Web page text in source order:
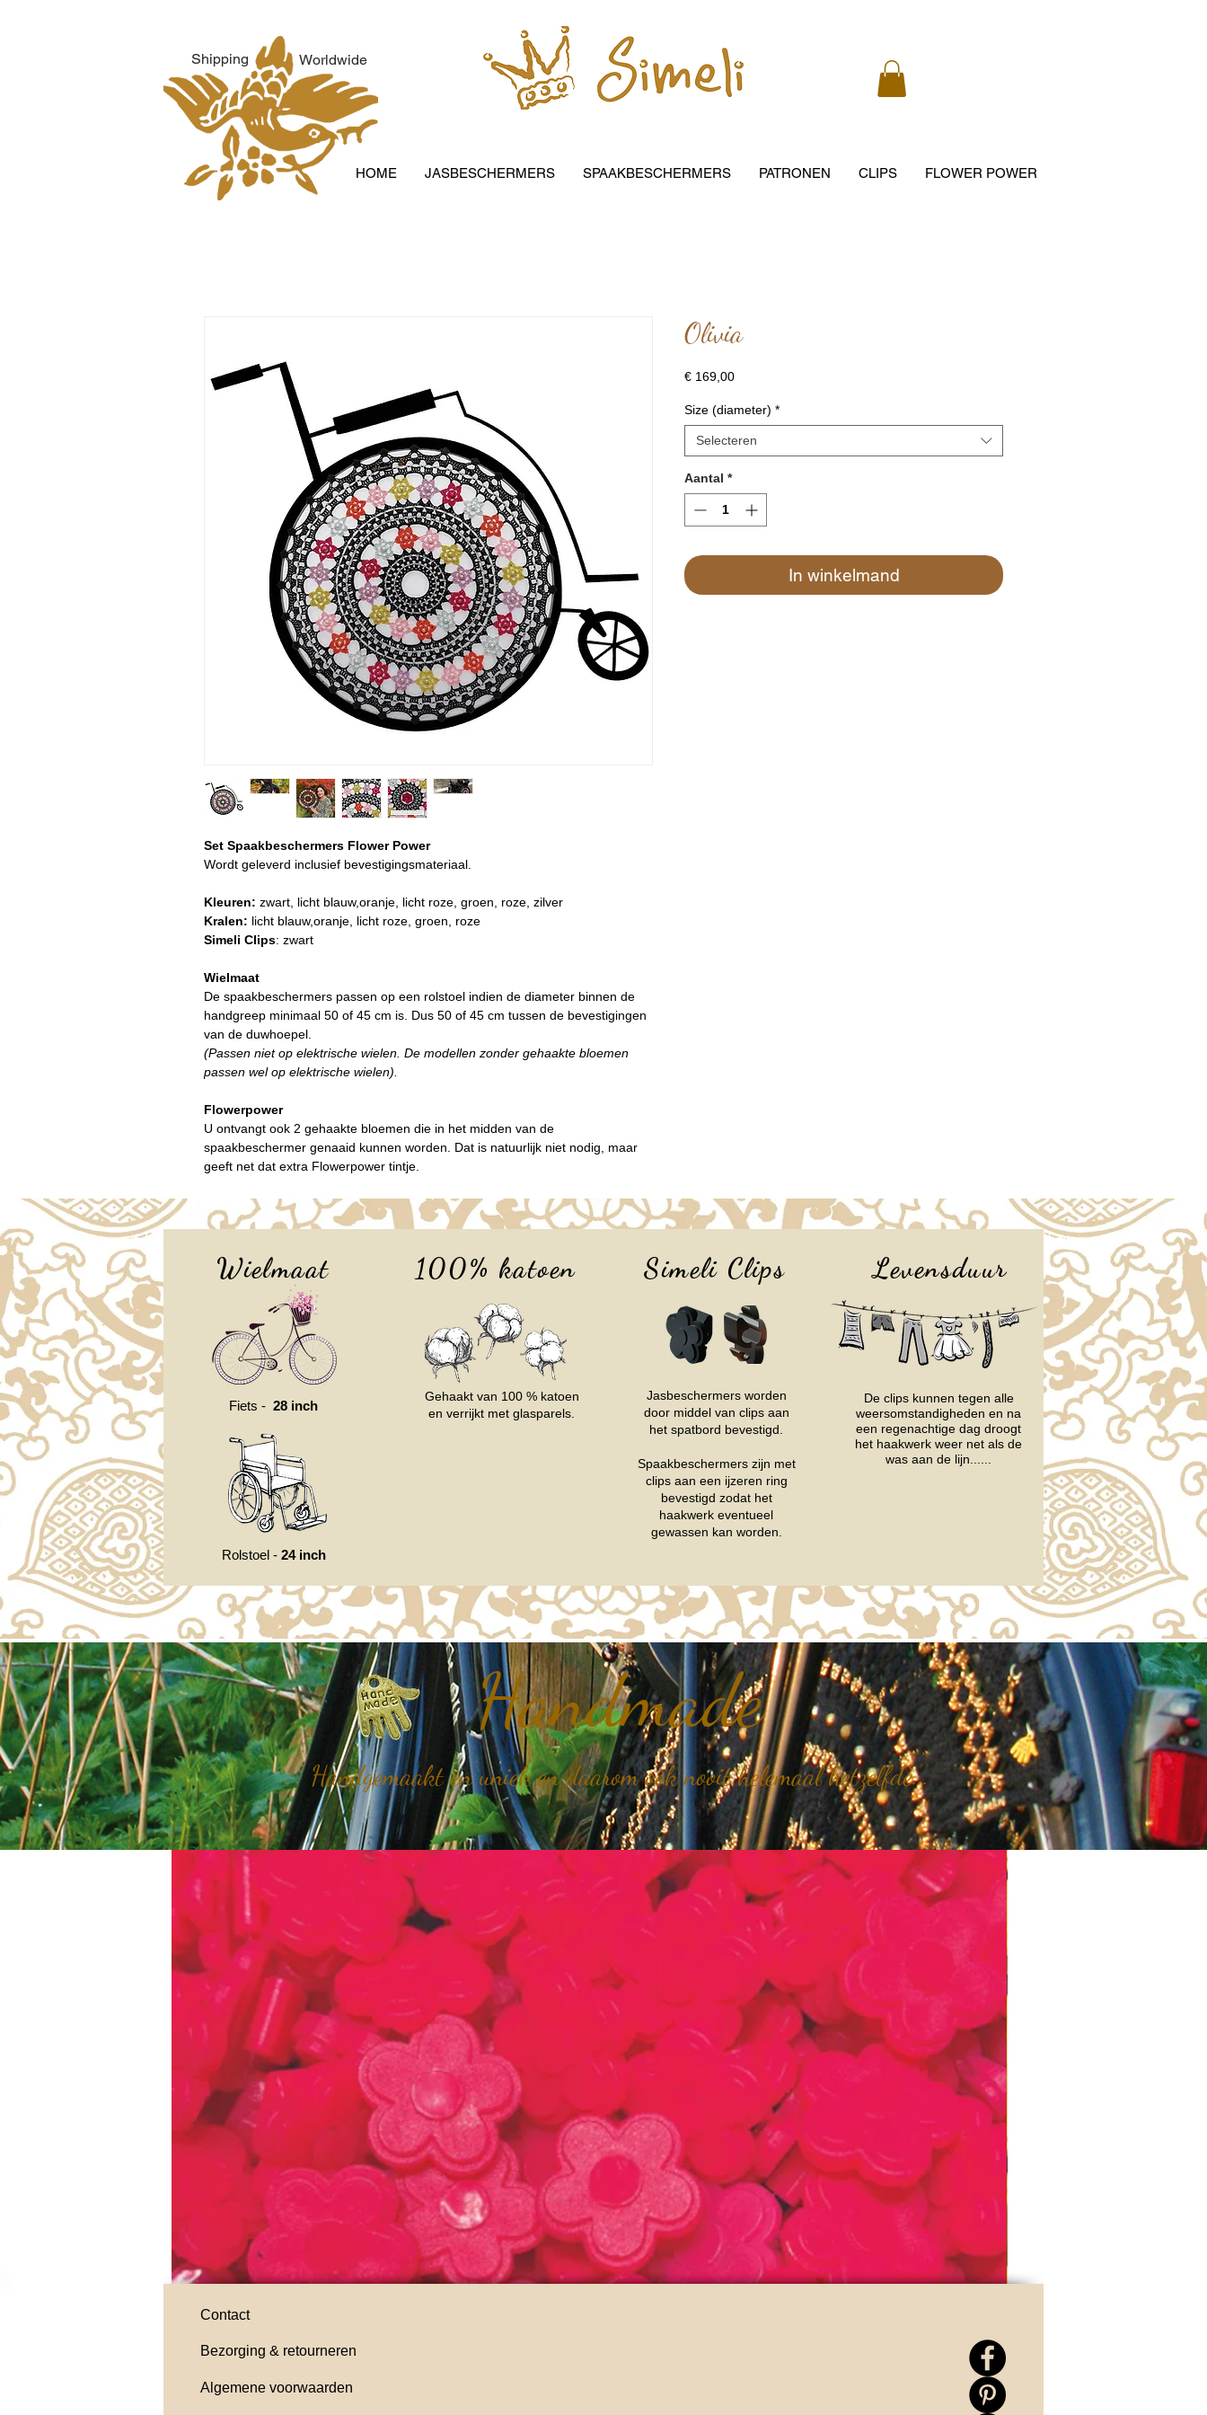
HOME JASBESCHERMERS SPAAKBESCHERMERS PATRONEN CLIPS FLOWER POWER
Shipping Worldwide
Set Spaakbeschermers Flower Power
​Wordt geleverd inclusief bevestigingsmateriaal.
Kleuren: zwart, licht blauw,oranje, licht roze, groen, roze, zilver
Kralen: licht blauw,oranje, licht roze, groen, roze
Simeli Clips: zwart
Wielmaat
De spaakbeschermers passen op een rolstoel indien de diameter binnen de
handgreep minimaal 50 of 45 cm is. Dus 50 of 45 cm tussen de bevestigingen
van de duwhoepel.
(Passen niet op elektrische wielen. De modellen zonder gehaakte bloemen
passen wel op elektrische wielen).
Flowerpower
U ontvangt ook 2 gehaakte bloemen die in het midden van de
spaakbeschermer genaaid kunnen worden. Dat is natuurlijk niet nodig, maar
geeft net dat extra Flowerpower tintje.
Olivia
€ 169,00Prijs
Size (diameter) *
Selecteren
Aantal *
In winkelmand
Wielmaat
Fiets -28 inch
Rolstoel - 24 inch
100% katoen
Gehaakt van 100 % katoen
en verrijkt met glasparels.
Simeli Clips
Jasbeschermers worden
door middel van clips aan
het spatbord bevestigd.
Spaakbeschermers zijn met
clips aan een ijzeren ring
bevestigd zodat het
haakwerk eventueel
gewassen kan worden.
De clips kunnen tegen alle
weersomstandigheden en na
een regenachtige dag droogt
het haakwerk weer net als de
was aan de lijn......
Levensduur
Handmade
Handgemaakt en uniek en daarom ook nooit helemaal hetzelfde...
Contact
Bezorging & retourneren
Algemene voorwaarden